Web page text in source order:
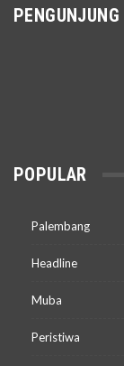
PENGUNJUNG
POPULAR
Palembang
Headline
Muba
Peristiwa